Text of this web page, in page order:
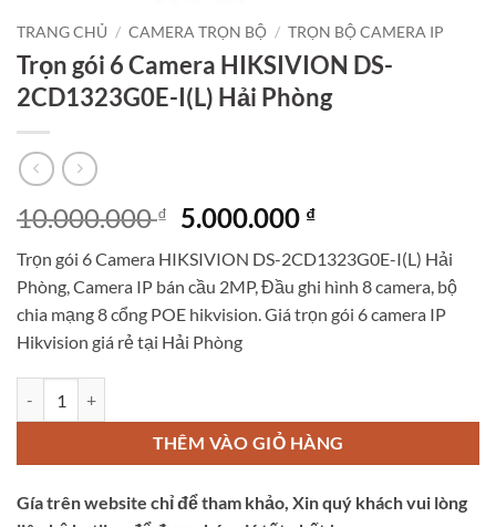
TRANG CHỦ / CAMERA TRỌN BỘ / TRỌN BỘ CAMERA IP
Trọn gói 6 Camera HIKSIVION DS-
2CD1323G0E-I(L) Hải Phòng
10.000.000₫
Giá
là:
10.000.000 ₫.
5.000.000 ₫Giá
tại
là:
5.000.000 ₫.
Trọn gói 6 Camera HIKSIVION DS-2CD1323G0E-I(L) Hải
Phòng, Camera IP bán cầu 2MP, Đầu ghi hình 8 camera, bộ
chia mạng 8 cổng POE hikvision. Giá trọn gói 6 camera IP
Hikvision giá rẻ tại Hải Phòng
THÊM VÀO GIỎ HÀNG
Gía trên website chỉ để tham khảo, Xin quý khách vui lòng